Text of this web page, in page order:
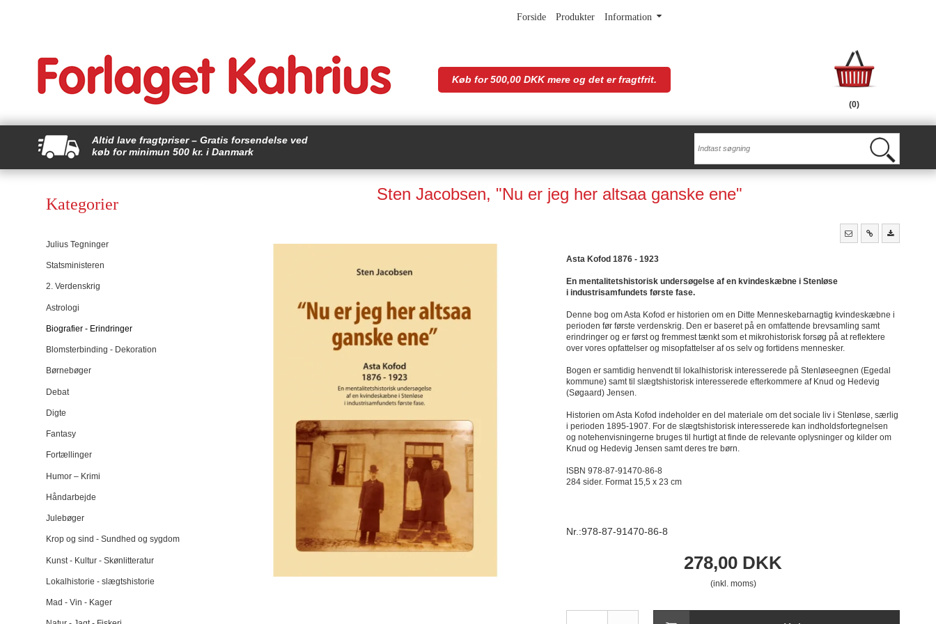
Forside Produkter Information
Køb for 500,00 DKK mere og det er fragtfrit.
(0)
Altid lave fragtpriser – Gratis forsendelse ved
køb for minimun 500 kr. i Danmark
Kategorier
Julius Tegninger
Statsministeren
2. Verdenskrig
Astrologi
Biografier - Erindringer
Blomsterbinding - Dekoration
Børnebøger
Debat
Digte
Fantasy
Fortællinger
Humor – Krimi
Håndarbejde
Julebøger
Krop og sind - Sundhed og sygdom
Kunst - Kultur - Skønlitteratur
Lokalhistorie - slægtshistorie
Mad - Vin - Kager
Sten Jacobsen, "Nu er jeg her altsaa ganske ene"
Asta Kofod 1876 - 1923
En mentalitetshistorisk undersøgelse af en kvindeskæbne i Stenløse
i industrisamfundets første fase.
Denne bog om Asta Kofod er historien om en Ditte Menneskebarnagtig kvindeskæbne i
perioden før første verdenskrig. Den er baseret på en omfattende brevsamling samt
erindringer og er først og fremmest tænkt som et mikrohistorisk forsøg på at reflektere
over vores opfattelser og misopfattelser af os selv og fortidens mennesker.
Bogen er samtidig henvendt til lokalhistorisk interesserede på Stenløseegnen (Egedal
kommune) samt til slægtshistorisk interesserede efterkommere af Knud og Hedevig
(Søgaard) Jensen.
Historien om Asta Kofod indeholder en del materiale om det sociale liv i Stenløse, særlig
i perioden 1895-1907. For de slægtshistorisk interesserede kan indholdsfortegnelsen
og notehenvisningerne bruges til hurtigt at finde de relevante oplysninger og kilder om
Knud og Hedevig Jensen samt deres tre børn.
ISBN 978-87-91470-86-8
284 sider. Format 15,5 x 23 cm
Nr.:978-87-91470-86-8
278,00 DKK
(inkl. moms)